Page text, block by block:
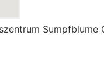
Sumpfblume